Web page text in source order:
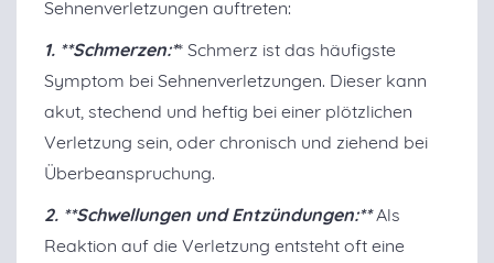
Sehnenverletzungen auftreten:
1. **Schmerzen:** Schmerz ist das häufigste
Symptom bei Sehnenverletzungen. Dieser kann
akut, stechend und heftig bei einer plötzlichen
Verletzung sein, oder chronisch und ziehend bei
Überbeanspruchung.
2. **Schwellungen und Entzündungen:**Als
Reaktion auf die Verletzung entsteht oft eine